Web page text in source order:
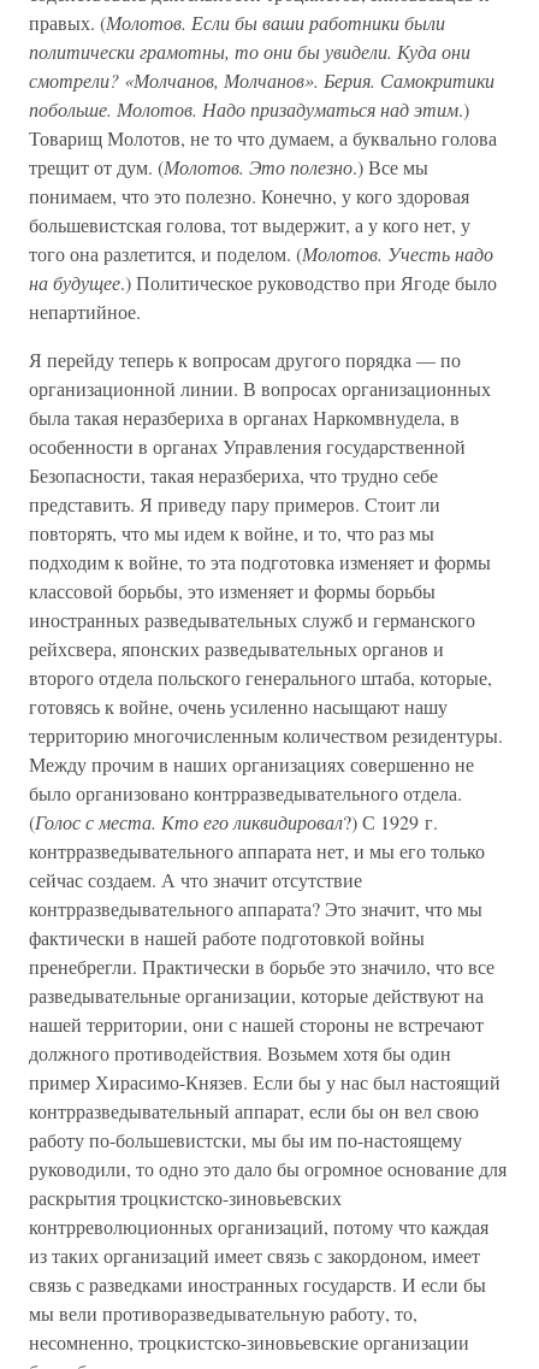
правых. (Молотов. Если бы ваши работники были
политически грамотны, то они бы увидели. Куда они
смотрели? «Молчанов, Молчанов». Берия. Самокритики
побольше. Молотов. Надо призадуматься над этим.)
Товарищ Молотов, не то что думаем, а буквально голова
трещит от дум. (Молотов. Это полезно.) Все мы
понимаем, что это полезно. Конечно, у кого здоровая
большевистская голова, тот выдержит, а у кого нет, у
того она разлетится, и поделом. (Молотов. Учесть надо
на будущее.) Политическое руководство при Ягоде было
непартийное.
Я перейду теперь к вопросам другого порядка — по
организационной линии. В вопросах организационных
была такая неразбериха в органах Наркомвнудела, в
особенности в органах Управления государственной
Безопасности, такая неразбериха, что трудно себе
представить. Я приведу пару примеров. Стоит ли
повторять, что мы идем к войне, и то, что раз мы
подходим к войне, то эта подготовка изменяет и формы
классовой борьбы, это изменяет и формы борьбы
иностранных разведывательных служб и германского
рейхсвера, японских разведывательных органов и
второго отдела польского генерального штаба, которые,
готовясь к войне, очень усиленно насыщают нашу
территорию многочисленным количеством резидентуры.
Между прочим в наших организациях совершенно не
было организовано контрразведывательного отдела.
(Голос с места. Кто его ликвидировал?) С 1929 г.
контрразведывательного аппарата нет, и мы его только
сейчас создаем. А что значит отсутствие
контрразведывательного аппарата? Это значит, что мы
фактически в нашей работе подготовкой войны
пренебрегли. Практически в борьбе это значило, что все
разведывательные организации, которые действуют на
нашей территории, они с нашей стороны не встречают
должного противодействия. Возьмем хотя бы один
пример Хирасимо-Князев. Если бы у нас был настоящий
контрразведывательный аппарат, если бы он вел свою
работу по-большевистски, мы бы им по-настоящему
руководили, то одно это дало бы огромное основание для
раскрытия троцкистско-зиновьевских
контрреволюционных организаций, потому что каждая
из таких организаций имеет связь с закордоном, имеет
связь с разведками иностранных государств. И если бы
мы вели противоразведывательную работу, то,
несомненно, троцкистско-зиновьевские организации